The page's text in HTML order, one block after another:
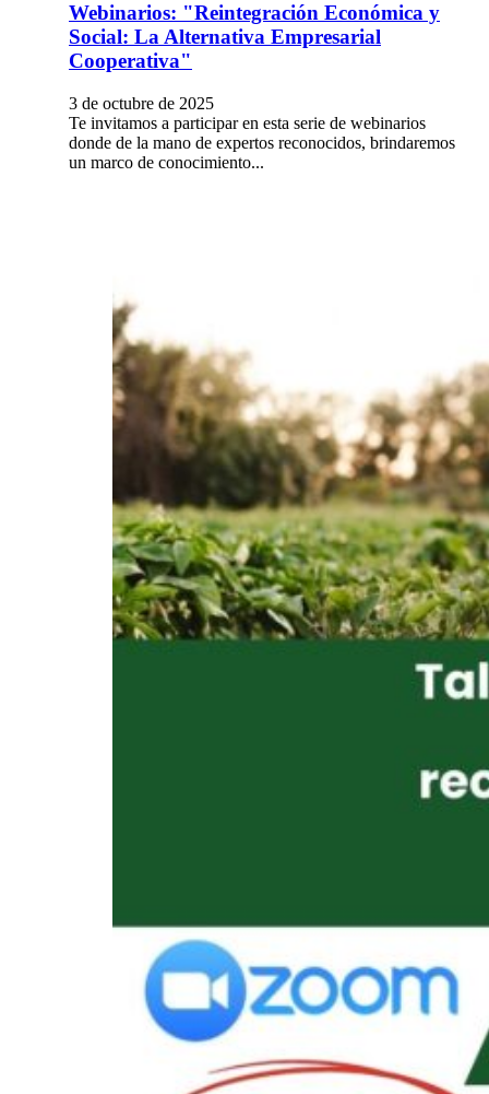
Webinarios: "Reintegración Económica y
Social: La Alternativa Empresarial
Cooperativa"
3 de octubre de 2025
Te invitamos a participar en esta serie de webinarios
donde de la mano de expertos reconocidos, brindaremos
un marco de conocimiento...